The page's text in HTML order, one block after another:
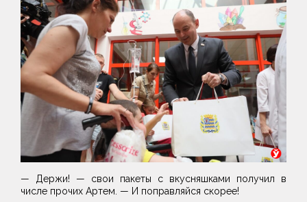
— Держи! — свои пакеты с вкусняшками получил в
числе прочих Артем. — И поправляйся скорее!